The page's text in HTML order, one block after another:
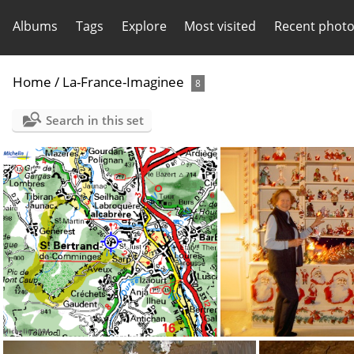
Albums Tags Explore Most visited Recent
Home / La-France-Imaginee 8
Search in this set